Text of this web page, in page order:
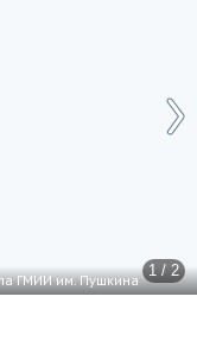
1 / 2
ГМИИ им. Пушкина